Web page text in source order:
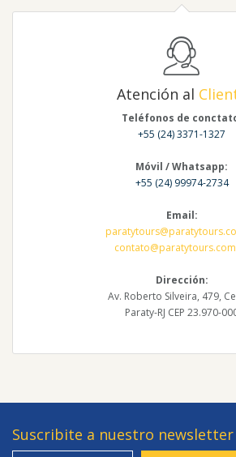
Atención al
Teléfonos de
+55 (24) 3371-1327
Móvil / Whatsapp:
+55 (24) 99974-2734
Email:
Dirección:
Av. Roberto Silveira, 479,
Paraty-RJ CEP 23.970-
Suscribite a nuestro newsletter